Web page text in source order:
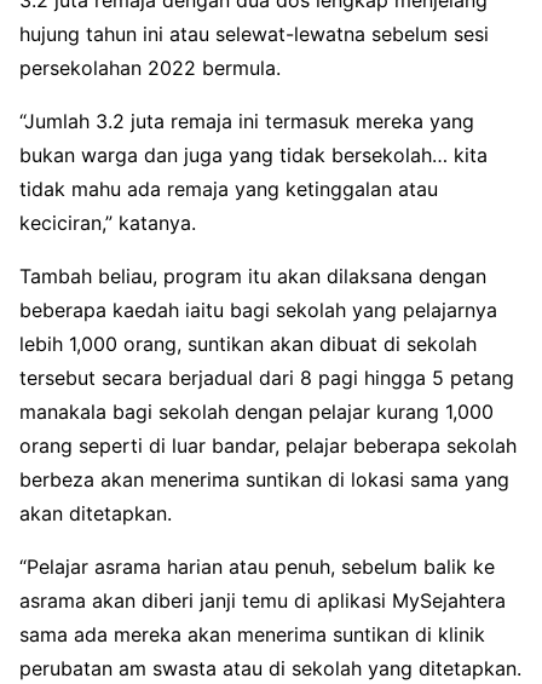
hujung tahun ini atau selewat-lewatna sebelum sesi
persekolahan 2022 bermula.
“Jumlah 3.2 juta remaja ini termasuk mereka yang
bukan warga dan juga yang tidak bersekolah… kita
tidak mahu ada remaja yang ketinggalan atau
keciciran,” katanya.
Tambah beliau, program itu akan dilaksana dengan
beberapa kaedah iaitu bagi sekolah yang pelajarnya
lebih 1,000 orang, suntikan akan dibuat di sekolah
tersebut secara berjadual dari 8 pagi hingga 5 petang
manakala bagi sekolah dengan pelajar kurang 1,000
orang seperti di luar bandar, pelajar beberapa sekolah
berbeza akan menerima suntikan di lokasi sama yang
akan ditetapkan.
“Pelajar asrama harian atau penuh, sebelum balik ke
asrama akan diberi janji temu di aplikasi MySejahtera
sama ada mereka akan menerima suntikan di klinik
perubatan am swasta atau di sekolah yang ditetapkan.